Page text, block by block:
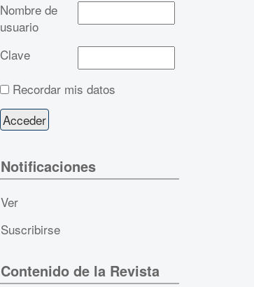
Nombre de
usuario
Clave
Recordar mis datos
Notificaciones
Ver
Suscribirse
Contenido de la Revista